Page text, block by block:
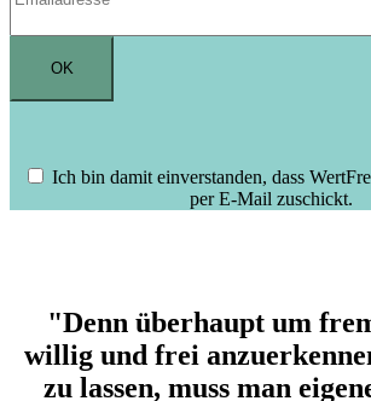
Ich bin damit einverstanden, dass
per E-Mail zuschickt.
"Denn überhaupt um
willig und frei
zu lassen, muss man